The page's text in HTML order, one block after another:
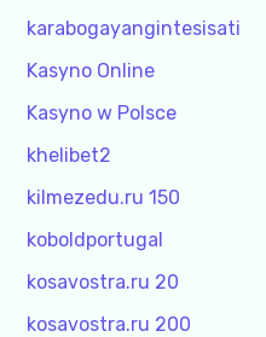
karabogayangintesisati
Kasyno Online
Kasyno w Polsce
khelibet2
kilmezedu.ru 150
koboldportugal
kosavostra.ru 20
kosavostra.ru 200